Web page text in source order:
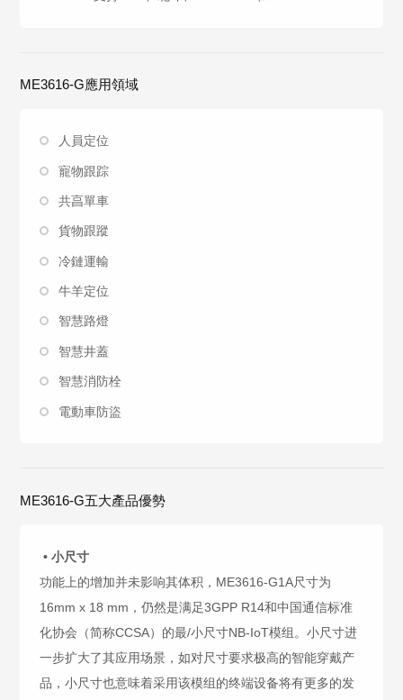
ME3616-G應用領域
人員定位
寵物跟踪
共亯單車
貨物跟蹤
冷鏈運輸
牛羊定位
智慧路燈
智慧井蓋
智慧消防栓
電動車防盜
ME3616-G五大產品優勢
• 小尺寸
功能上的增加并未影响其体积，ME3616-G1A尺寸为
16mm x 18 mm，仍然是满足3GPP R14和中国通信标准
化协会（简称CCSA）的最/小尺寸NB-IoT模组。小尺寸进
一步扩大了其应用场景，如对尺寸要求极高的智能穿戴产
品，小尺寸也意味着采用该模组的终端设备将有更多的发